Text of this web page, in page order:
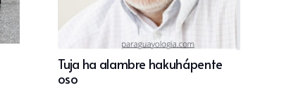
Tuja ha alambre hakuhápente
oso